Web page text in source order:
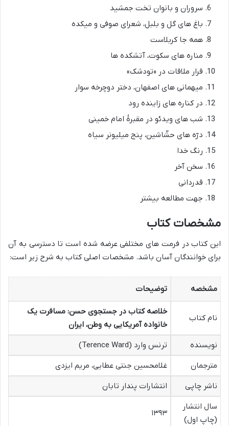
سروران و بانوان تخت جمشید
باغ های گل و بلبل، شعرای صوفی و میکده
همه جا کربلاست
مناره های سکوت، آتشکده ها
قرار ملاقات در «تودشک»
میهمانی های اصفهان، دختر دوچرخه سوار
در کناره های زاینده رود
شب های ویدئو در مقبرۀ امام خمینی
درّه های حشّاشین، پنج میلیونر سیاه
رنگ خدا
سخن آخر
قدردانی
جهت مطالعه بیشتر
مشخصات کتاب
این کتاب در فرمت های مختلفی عرضه شده است تا دسترسی به آن
برای خوانندگان آسان باشد. مشخصات اصلی کتاب به شرح زیر است:
مشخصه توضیحات
نام کتاب
خلاصه کتاب در جستجوی حسن: مسافرت یک
خانواده آمریکایی به وطن، ایران
نویسنده
ترنس وارد (Terence Ward)
مترجمان
غلامحسین جنتی عطایی، مریم ایزدی
ناشر چاپی
انتشارات پندار تابان
سال انتشار
(چاپ اول)
۱۳۹۳